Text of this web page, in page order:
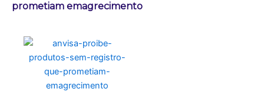
prometiam emagrecimento